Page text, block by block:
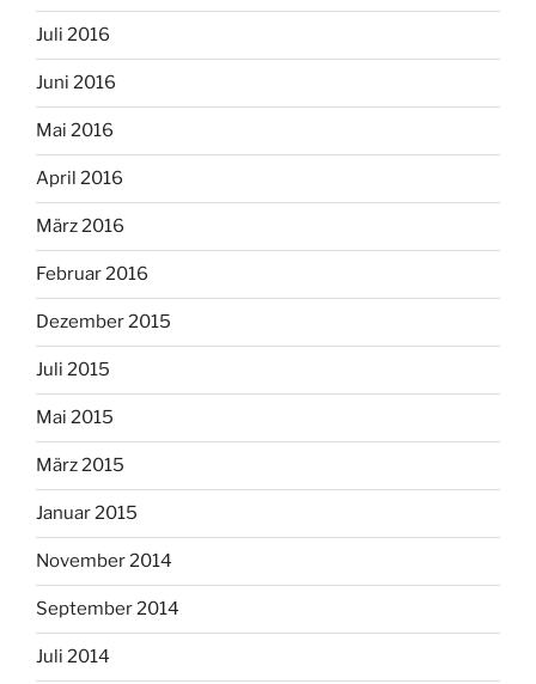
Juli 2016
Juni 2016
Mai 2016
April 2016
März 2016
Februar 2016
Dezember 2015
Juli 2015
Mai 2015
März 2015
Januar 2015
November 2014
September 2014
Juli 2014